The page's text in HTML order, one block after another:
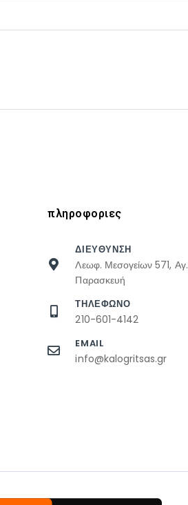
πληροφοριες
ΔΙΕΥΘΥΝΣΗ
Λεωφ. Μεσογείων 571, Αγ.
Παρασκευή
ΤΗΛΕΦΩΝΟ
210-601-4142
EMAIL
info@kalogritsas.gr